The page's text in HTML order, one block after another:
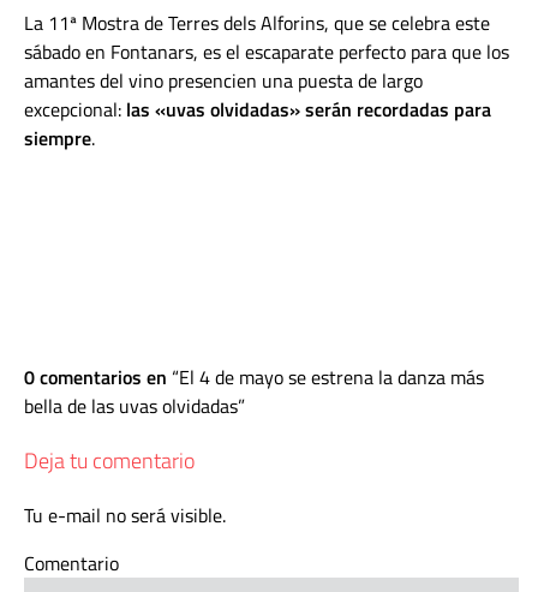
La 11ª Mostra de Terres dels Alforins, que se celebra este
sábado en Fontanars, es el escaparate perfecto para que los
amantes del vino presencien una puesta de largo
excepcional: las «uvas olvidadas» serán recordadas para
siempre.
0 comentarios en El 4 de mayo se estrena la danza más
bella de las uvas olvidadas
Deja tu comentario
Tu e-mail no será visible.
Comentario